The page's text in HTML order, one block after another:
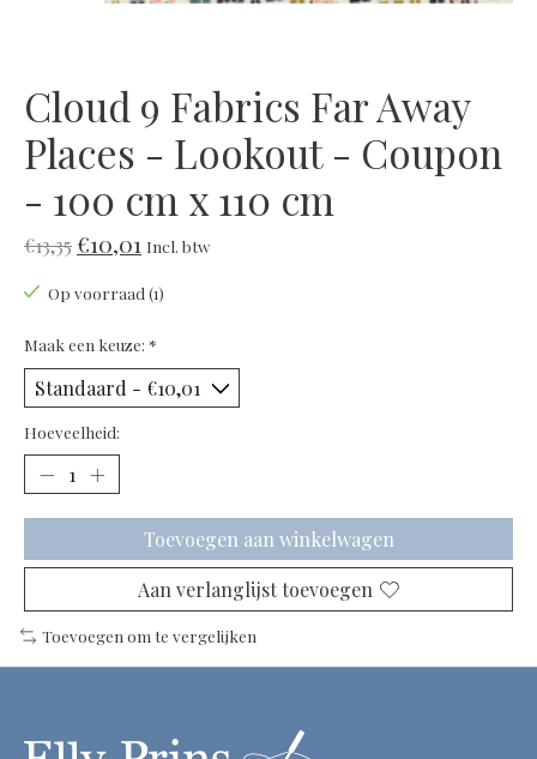
Cloud 9 Fabrics Far Away
Places - Lookout - Coupon
- 100 cm x 110 cm
€13,35€10,01 Incl. btw
Op voorraad (1)
Maak een keuze: *
Hoeveelheid:
Toevoegen aan winkelwagen
Aan verlanglijst toevoegen
Toevoegen om te vergelijken